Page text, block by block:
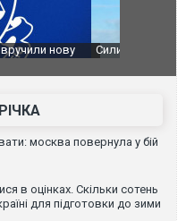
НПЗ:
Неймар
москва повернула у бій
в оцінках. Скільки сотень
для підготовки до зими